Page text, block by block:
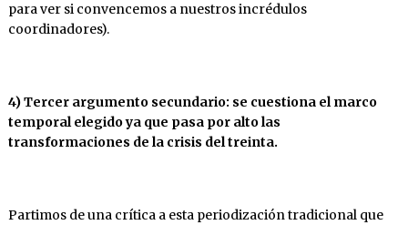
para ver si convencemos a nuestros incrédulos
coordinadores).
4) Tercer argumento secundario: se cuestiona el marco
temporal elegido ya que pasa por alto las
transformaciones de la crisis del treinta.
Partimos de una crítica a esta periodización tradicional que